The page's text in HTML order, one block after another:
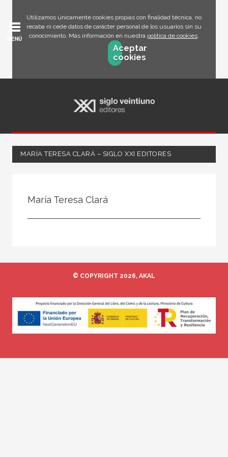
Utilizamos únicamente cookies propias con finalidad técnica, no
recaba ni cede datos de carácter personal de los usuarios sin su
conocimiento. Más información en nuestra política de cookies.
Aceptar
cookies
MENÚ
MARÍA TERESA CLARÁ – SIGLO XXI EDITORES
María Teresa Clará
© COPYRIGHT 2026, AKAL